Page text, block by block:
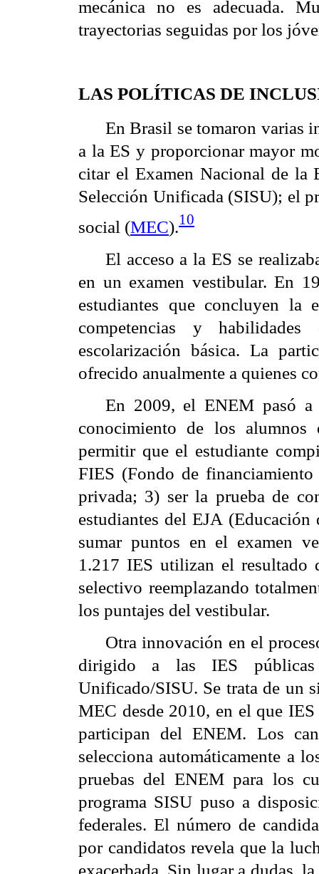
mecánica no es adecuada.
trayectorias seguidas por los
LAS POLÍTICAS DE
En Brasil se tomaron varias
a la ES y proporcionar mayor
citar el Examen Nacional de la
Selección Unificada (SISU); el
social (MEC).10
El acceso a la ES se
en un examen vestibular. En
estudiantes que concluyen la
competencias y
escolarización básica. La
ofrecido anualmente a quienes
En 2009, el ENEM pasó
conocimiento de los alumnos
permitir que el estudiante
FIES (Fondo de
privada; 3) ser la prueba de
estudiantes del EJA
sumar puntos en el examen
1.217 IES utilizan el resultado
selectivo reemplazando
los puntajes del vestibular.
Otra innovación en el
dirigido a las IES
Unificado/SISU. Se trata de un
MEC desde 2010, en el que
participan del ENEM. Los
selecciona automáticamente a
pruebas del ENEM para los
programa SISU puso a
federales. El número de
por candidatos revela que la